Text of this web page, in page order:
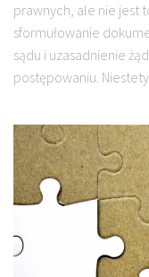
prawnych, ale nie jest
sformułowanie
sądu i uzasadnienie
postępowaniu.